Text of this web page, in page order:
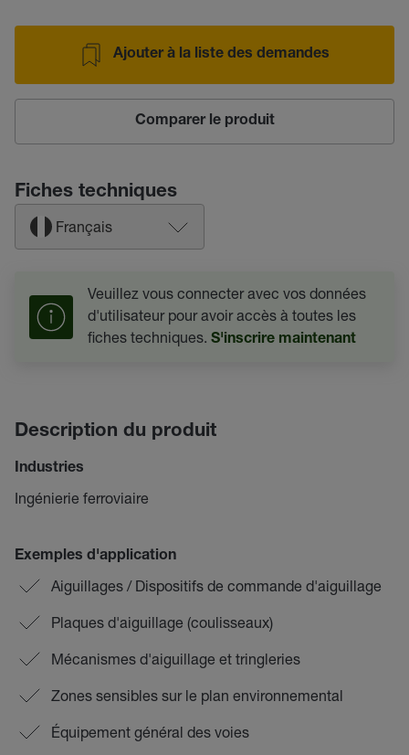
Ajouter à la liste des demandes
Comparer le produit
Fiches techniques
Français
Veuillez vous connecter avec vos données
d'utilisateur pour avoir accès à toutes les
fiches techniques. S'inscrire maintenant
Description du produit
Industries
Ingénierie ferroviaire
Exemples d'application
Aiguillages / Dispositifs de commande d'aiguillage
Plaques d'aiguillage (coulisseaux)
Mécanismes d'aiguillage et tringleries
Zones sensibles sur le plan environnemental
Équipement général des voies